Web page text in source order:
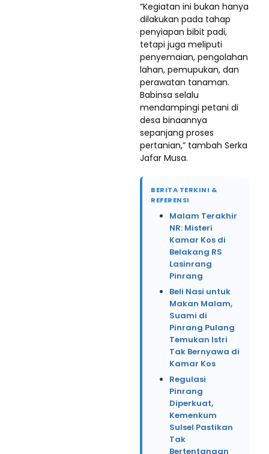
“Kegiatan ini bukan hanya
dilakukan pada tahap
penyiapan bibit padi,
tetapi juga meliputi
penyemaian, pengolahan
lahan, pemupukan, dan
perawatan tanaman.
Babinsa selalu
mendampingi petani di
desa binaannya
sepanjang proses
pertanian,” tambah Serka
Jafar Musa.
BERITA TERKINI &
REFERENSI
Malam Terakhir
NR: Misteri
Kamar Kos di
Belakang RS
Lasinrang
Pinrang
Beli Nasi untuk
Makan Malam,
Suami di
Pinrang Pulang
Temukan Istri
Tak Bernyawa di
Kamar Kos
Regulasi
Pinrang
Diperkuat,
Kemenkum
Sulsel Pastikan
Tak
Bertentangan